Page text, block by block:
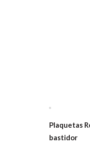
Plaquetas
bastidor